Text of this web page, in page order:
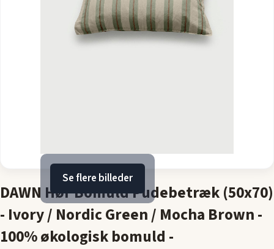
Se flere billeder
DAWN Hør Bomuld Pudebetræk (50x70)
- Ivory / Nordic Green / Mocha Brown -
100% økologisk bomuld -